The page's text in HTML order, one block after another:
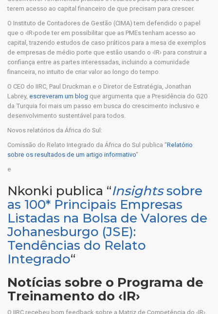
terem acesso ao capital financeiro de que precisam para crescer.
O Instituto de Contadores de Gestão (CIMA) tem defendido o papel
que o ‹IR›pode ter em possibilitar que as PMEs tenham acesso ao
capital, trazendo estudos de caso práticos para a mesa de exemplos
de empresas de médio porte que estão usando o ‹IR› para construir a
confiança entre as partes interessadas, incluindo a comunidade
financeira, no intuito de criar valor ao longo do tempo.
O CEO do IIRC, Paul Druckman e o Diretor de Estratégia, Jonathan
Labrey, escreveram um blog que argumenta que a Presidência do G20
da Turquia foi mais um passo em busca do crescimento inclusivo e
desenvolvimento sustentável para todos.
Novos relatórios da África do Sul:
Comissão do Relato Integrado da África do Sul publica “Relatório
sobre os resultados de um artigo informativo“
e
Nkonki publica “Insightssobre
as 100* Principais Empresas
Listadas na Bolsa de Valores de
Johanesburgo (JSE):
Tendências do Relato
Integrado“
Notícias sobre o Programa de
Treinamento do ‹IR›
O IIRC recebeu bom feedback sobre a Matriz de Competência do ‹IR›,